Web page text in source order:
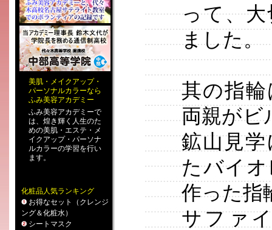
美肌 ・ メイクアップ・
パーソナルカラーなら
ふみ美容アカデミー
ふみ美容アカデミーで
は、煌き輝く人生のた
めの美肌・エステ ・ メ
イクアップ・ パーソナ
ルカラーの学習を行い
ます。
化粧品人気ランキング
お得なセット（クレンジ
ング＆化粧水）
シートマスク
って、
ました。
其の指
両親がビ
鉱山見
たバイ
作った指
サファ